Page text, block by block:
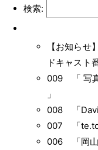
検索:
【お知ら
ドキャスト
009 「 写
」
008 「
007 「
006 「岡山